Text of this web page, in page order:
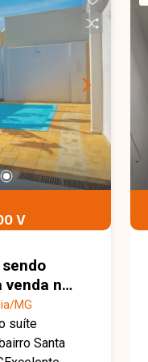
V
venda no
em
MG
Santa